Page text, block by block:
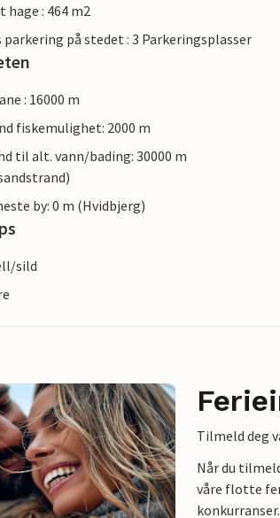
hage : 464 m2
parkering på stedet : 3 Parkeringsplasser
: 16000 m
fiskemulighet: 2000 m
til alt. vann/bading: 30000 m
by: 0 m (Hvidbjerg)
sild
Tilmeld deg
Når du
våre flotte
konkurranser.